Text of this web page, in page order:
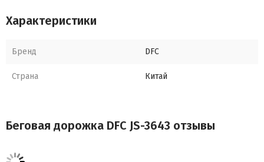
Характеристики
Бренд DFC
Страна Китай
Беговая дорожка DFC JS-3643 отзывы